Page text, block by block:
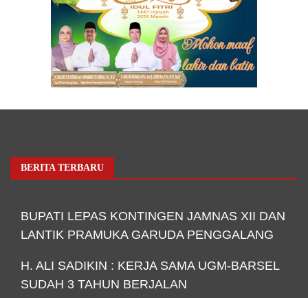
BERITA TERBARU
BUPATI LEPAS KONTINGEN JAMNAS XII DAN
LANTIK PRAMUKA GARUDA PENGGALANG
H. ALI SADIKIN : KERJA SAMA UGM-BARSEL
SUDAH 3 TAHUN BERJALAN